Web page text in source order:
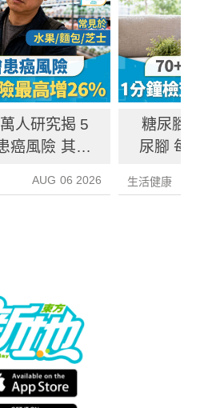
人研究揭 5
癌風險 其中
AUG 06 2026
糖尿腳
尿腳 每
生活健康